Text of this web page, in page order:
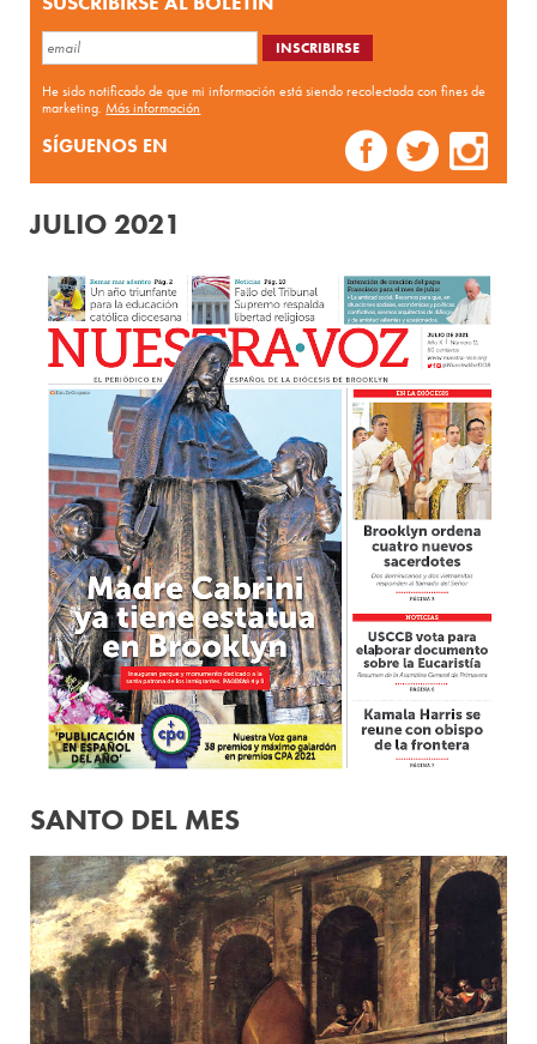
He sido notificado de que mi información está siendo recolectada con fines de
marketing.Más información
SÍGUENOS EN
JULIO 2021
SANTO DEL MES